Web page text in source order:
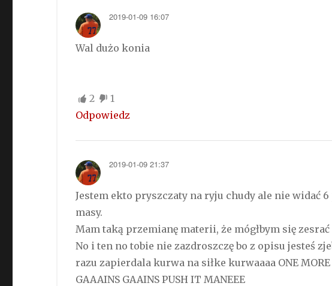
2019-01-09 16:07
Wal dużo konia
2
1
Odpowiedz
2019-01-09 21:37
Jestem ekto pryszczaty na ryju chudy ale nie widać
masy.
Mam taką przemianę materii, że mógłbym się
No i ten no tobie nie zazdroszczę bo z opisu jesteś
razu zapierdala kurwa na siłke kurwaaaa ONE MORE
GAAAINS GAAINS PUSH IT MANEEE